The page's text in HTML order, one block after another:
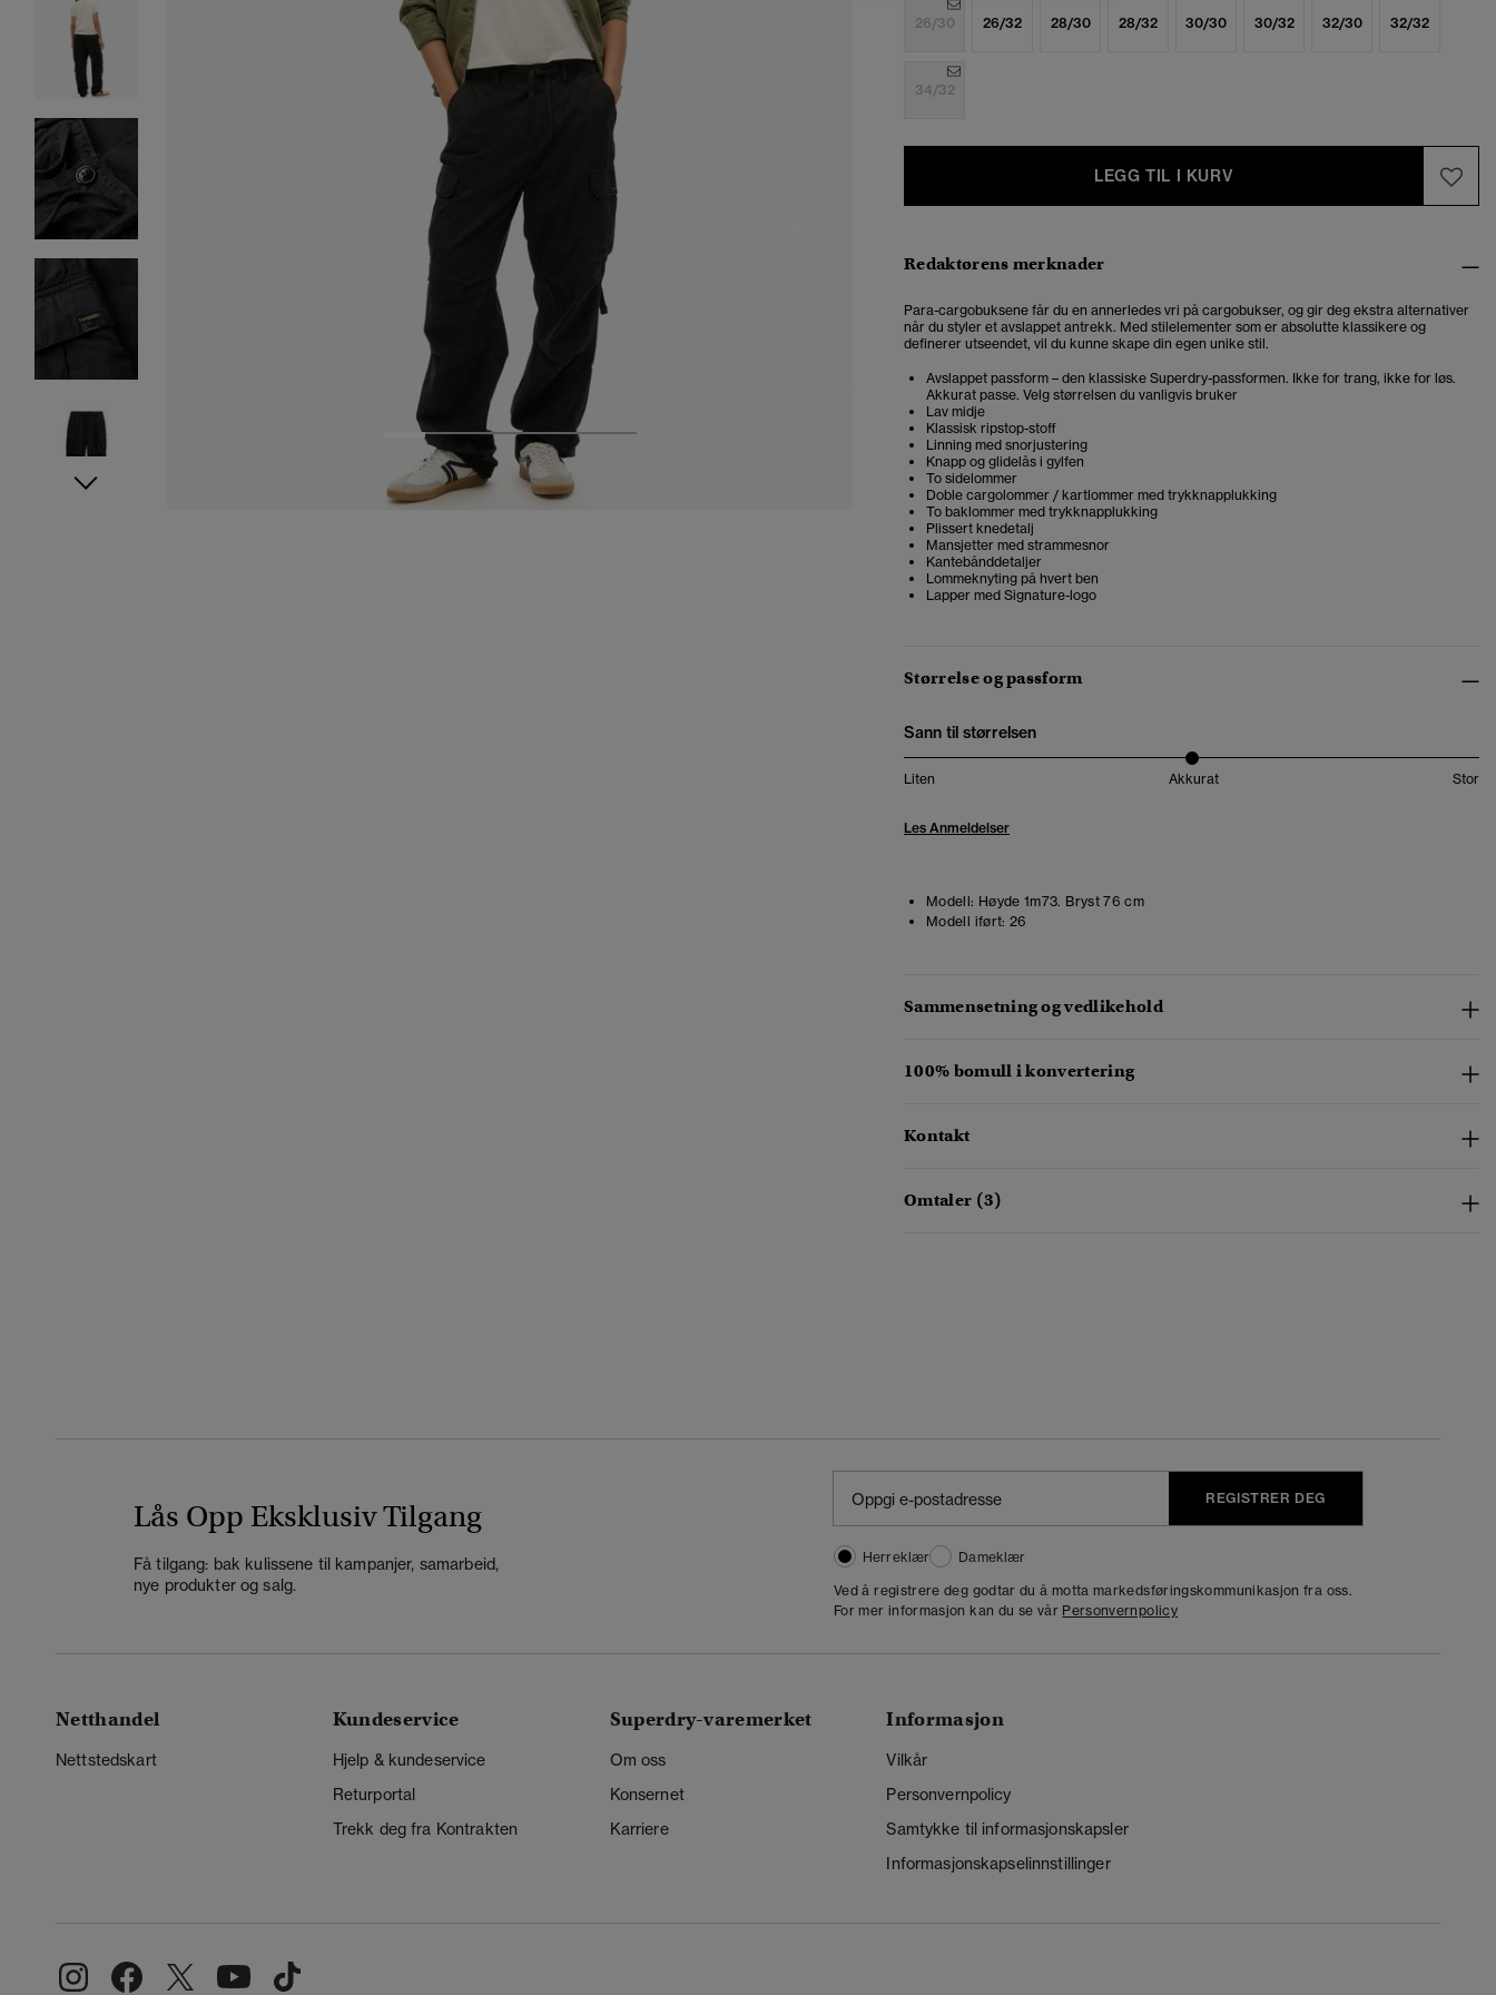
2 3 4 5
26/30 26/32 28/30 28/32 30/30 30/32 32/30 32/32
34/32
LEGG TIL I KURV
Redaktørens merknader
Para-cargobuksene får du en annerledes vri på cargobukser, og gir deg ekstra alternativer
når du styler et avslappet antrekk. Med stilelementer som er absolutte klassikere og
definerer utseendet, vil du kunne skape din egen unike stil.
Avslappet passform – den klassiske Superdry-passformen. Ikke for trang, ikke for løs.
Akkurat passe. Velg størrelsen du vanligvis bruker
Lav midje
Klassisk ripstop-stoff
Linning med snorjustering
Knapp og glidelås i gylfen
To sidelommer
Doble cargolommer / kartlommer med trykknapplukking
To baklommer med trykknapplukking
Plissert knedetalj
Mansjetter med strammesnor
Kantebånddetaljer
Lommeknyting på hvert ben
Lapper med Signature-logo
Størrelse og passform
Sann til størrelsen
Liten Akkurat Stor
Les Anmeldelser
Modell: Høyde 1m73. Bryst 76 cm
Modell iført: 26
Sammensetning og vedlikehold
100% bomull i konvertering
Kontakt
Omtaler (3)
Lås Opp Eksklusiv Tilgang
Få tilgang: bak kulissene til kampanjer, samarbeid,
nye produkter og salg.
REGISTRER DEG
Herreklær
Dameklær
Ved å registrere deg godtar du å motta markedsføringskommunikasjon fra oss.
For mer informasjon kan du se vår Personvernpolicy
Netthandel
Nettstedskart
Kundeservice
Hjelp & kundeservice
Returportal
Trekk deg fra Kontrakten
Superdry-varemerket
Om oss
Konsernet
Karriere
Informasjon
Vilkår
Personvernpolicy
Samtykke til informasjonskapsler
Informasjonskapselinnstillinger